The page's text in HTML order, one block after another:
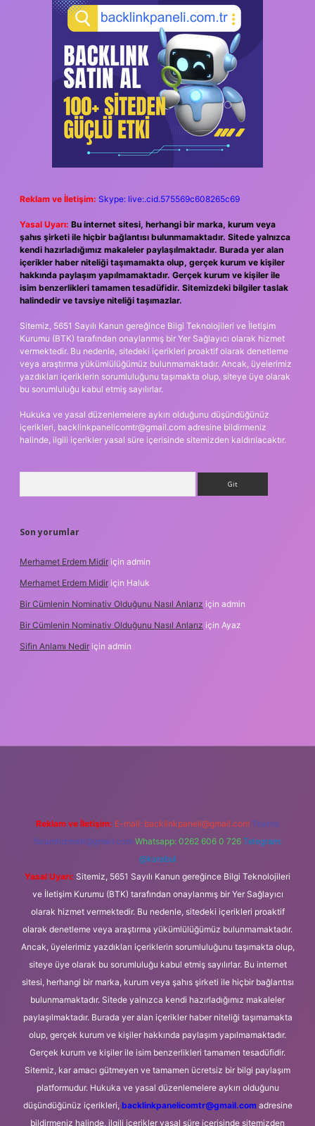
Reklam ve İletişim: Skype: live:.cid.575569c608265c69
Yasal Uyarı: Bu internet sitesi, herhangi bir marka, kurum veya
şahıs şirketi ile hiçbir bağlantısı bulunmamaktadır. Sitede yalnızca
kendi hazırladığımız makaleler paylaşılmaktadır. Burada yer alan
içerikler haber niteliği taşımamakta olup, gerçek kurum ve kişiler
hakkında paylaşım yapılmamaktadır. Gerçek kurum ve kişiler ile
isim benzerlikleri tamamen tesadüfidir. Sitemizdeki bilgiler taslak
halindedir ve tavsiye niteliği taşımazlar.
Sitemiz, 5651 Sayılı Kanun gereğince Bilgi Teknolojileri ve İletişim
Kurumu (BTK) tarafından onaylanmış bir Yer Sağlayıcı olarak hizmet
vermektedir. Bu nedenle, sitedeki içerikleri proaktif olarak denetleme
veya araştırma yükümlülüğümüz bulunmamaktadır. Ancak, üyelerimiz
yazdıkları içeriklerin sorumluluğunu taşımakta olup, siteye üye olarak
bu sorumluluğu kabul etmiş sayılırlar.
Hukuka ve yasal düzenlemelere aykırı olduğunu düşündüğünüz
içerikleri, backlinkpanelicomtr@gmail.com adresine bildirmeniz
halinde, ilgili içerikler yasal süre içerisinde sitemizden kaldırılacaktır.
Son yorumlar
Merhamet Erdem Midir için admin
Merhamet Erdem Midir için Haluk
Bir Cümlenin Nominativ Olduğunu Nasıl Anlarız için admin
Bir Cümlenin Nominativ Olduğunu Nasıl Anlarız için Ayaz
Sifin Anlamı Nedir için admin
Reklam ve İletişim: E-mail: backlinkpaneli@gmail.com Teams:
forumhizmeti@gmail.com Whatsapp: 0262 606 0 726 Telegram:
@karabul
Yasal Uyarı: Sitemiz, 5651 Sayılı Kanun gereğince Bilgi Teknolojileri
ve İletişim Kurumu (BTK) tarafından onaylanmış bir Yer Sağlayıcı
olarak hizmet vermektedir. Bu nedenle, sitedeki içerikleri proaktif
olarak denetleme veya araştırma yükümlülüğümüz bulunmamaktadır.
Ancak, üyelerimiz yazdıkları içeriklerin sorumluluğunu taşımakta olup,
siteye üye olarak bu sorumluluğu kabul etmiş sayılırlar. Bu internet
sitesi, herhangi bir marka, kurum veya şahıs şirketi ile hiçbir bağlantısı
bulunmamaktadır. Sitede yalnızca kendi hazırladığımız makaleler
paylaşılmaktadır. Burada yer alan içerikler haber niteliği taşımamakta
olup, gerçek kurum ve kişiler hakkında paylaşım yapılmamaktadır.
Gerçek kurum ve kişiler ile isim benzerlikleri tamamen tesadüfidir.
Sitemiz, kar amacı gütmeyen ve tamamen ücretsiz bir bilgi paylaşım
platformudur. Hukuka ve yasal düzenlemelere aykırı olduğunu
düşündüğünüz içerikleri, backlinkpanelicomtr@gmail.comadresine
bildirmeniz halinde, ilgili içerikler yasal süre içerisinde sitemizden